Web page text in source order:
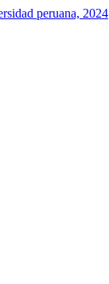
peruana, 2024